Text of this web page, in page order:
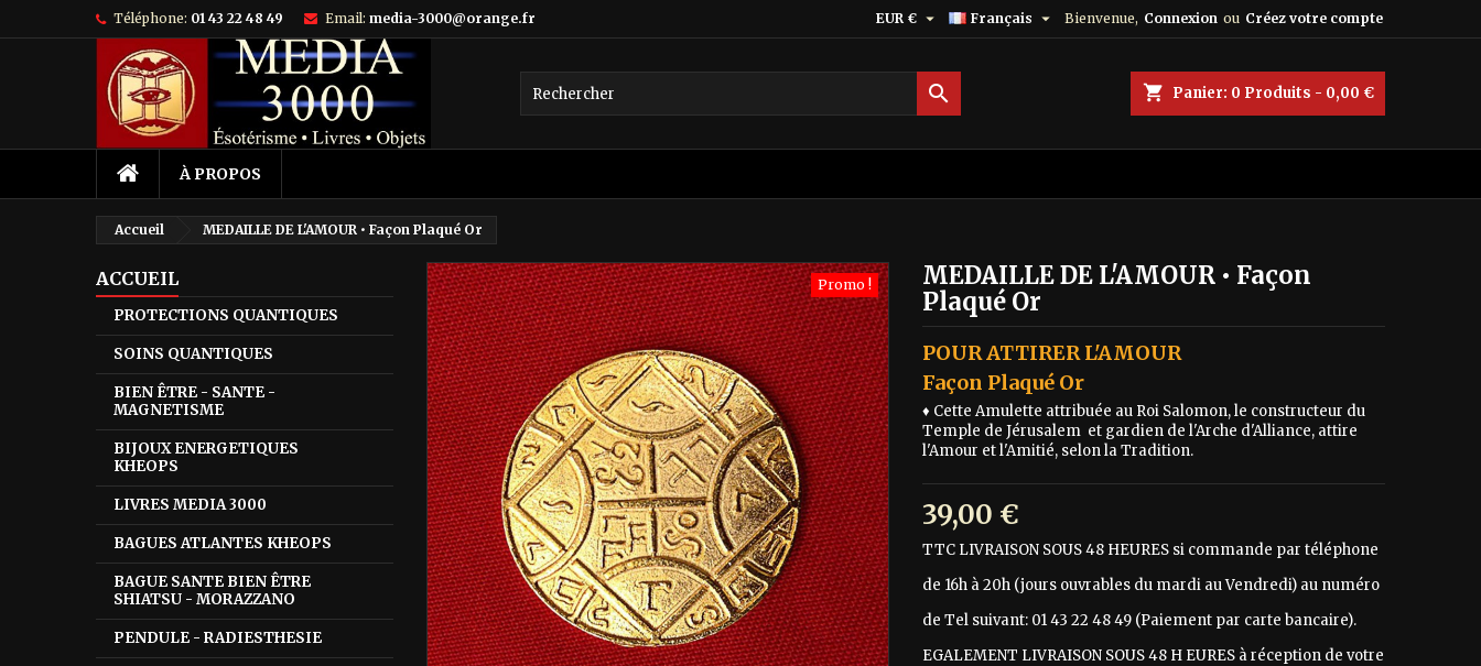
Téléphone: 01 43 22 48 49 Email: media-3000@orange.fr Bienvenue, Connexion ou Créez votre compte
Français 
EUR € 
shopping_cart Panier: 0 Produits - 0,00 €

À PROPOS
Accueil MEDAILLE DE L'AMOUR • Façon Plaqué Or
ACCUEIL
PROTECTIONS QUANTIQUES
SOINS QUANTIQUES
BIEN ÊTRE - SANTE -
MAGNETISME
BIJOUX ENERGETIQUES
KHEOPS
LIVRES MEDIA 3000
BAGUES ATLANTES KHEOPS
BAGUE SANTE BIEN ÊTRE
SHIATSU - MORAZZANO
PENDULE - RADIESTHESIE
Promo !
MEDAILLE DE L'AMOUR • Façon
Plaqué Or
POUR ATTIRER L'AMOUR
Façon Plaqué Or
♦ Cette Amulette attribuée au Roi Salomon, le constructeur du
Temple de Jérusalem et gardien de l'Arche d'Alliance, attire
l'Amour et l'Amitié, selon la Tradition.
39,00 €
TTC LIVRAISON SOUS 48 HEURES si commande par téléphone
de 16h à 20h (jours ouvrables du mardi au Vendredi) au numéro
de Tel suivant: 01 43 22 48 49 (Paiement par carte bancaire).
EGALEMENT LIVRAISON SOUS 48 H EURES à réception de votre